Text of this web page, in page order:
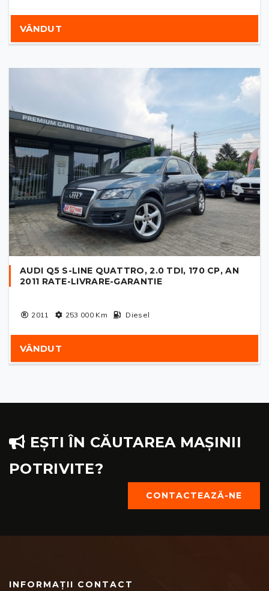
VÂNDUT
AUDI Q5 S-LINE QUATTRO, 2.0 TDI, 170 CP, AN
2011 RATE-LIVRARE-GARANTIE
2011 253 000Km Diesel
VÂNDUT
EȘTI ÎN CĂUTAREA MAȘINII
POTRIVITE?
CONTACTEAZĂ-NE
INFORMAȚII CONTACT